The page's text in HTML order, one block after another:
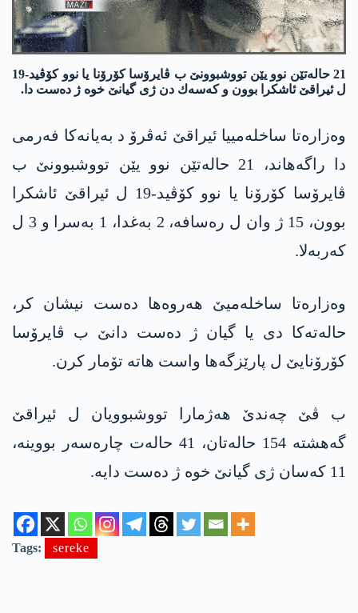
21 حاله‌تێن نوو یێن تووشبوونێ ب ڤایرۆسا كۆرۆنا یا نوو كۆڤید-19
ل ئیراقێ ئاشكرا بوون و كه‌سه‌ك دن ژی گیانێ خوه‌ ژ ده‌ست دا.
وه‌زاره‌تا ساخله‌مییا ئیراقێ ئه‌ڤرۆ د به‌یانه‌كا فه‌رمی
دا راگه‌هاند، 21 حاله‌تێن نوو یێن تووشبوونێ ب
ڤایرۆسا كۆرۆنا یا نوو كۆڤید-19 ل ئیراقێ ئاشكرا
بوون، 15 ژ وان ل ره‌سافه‌، 2 به‌غدا، 1 به‌سرا و 3 ل
كه‌ربه‌لا.
وه‌زاره‌تا ساخله‌میێ هه‌روه‌ها ده‌ست نیشان كر،
حاله‌ته‌كا دی یا گیان ژ ده‌ست دانێ ب ڤایرۆسا
كۆرۆنایێ ل پارێزگه‌ها واست هاته‌ تۆمار كرن.
ب ڤێ چه‌ندێ هه‌ژمارا تووشبوویان ل ئیراقێ
گه‌هشته‌ 154 حاله‌تان، 41 حاله‌ت چاره‌سه‌ر بووینه‌،
11 كه‌سان ژی گیانێ خوه‌ ژ ده‌ست دایه‌.
Tags: sereke